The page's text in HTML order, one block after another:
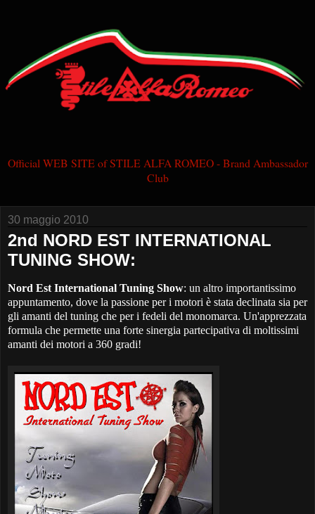
Official WEB SITE of STILE ALFA ROMEO - Brand Ambassador
Club
30 maggio 2010
2nd NORD EST INTERNATIONAL
TUNING SHOW:
Nord Est International Tuning Show: un altro importantissimo
appuntamento, dove la passione per i motori è stata declinata sia per
gli amanti del tuning che per i fedeli del monomarca. Un'apprezzata
formula che permette una forte sinergia partecipativa di moltissimi
amanti dei motori a 360 gradi!